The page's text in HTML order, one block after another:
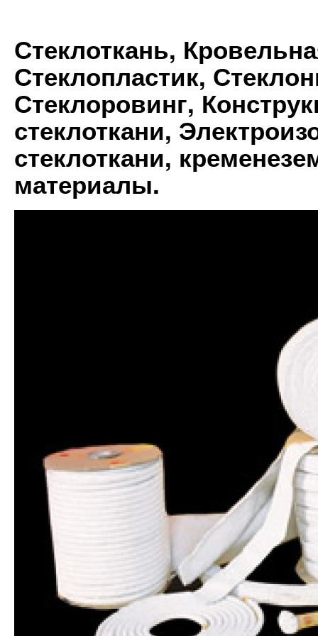
Стеклоткань,
Стеклопластик,
Стеклоровинг,
стеклоткани,
стеклоткани,
материалы.